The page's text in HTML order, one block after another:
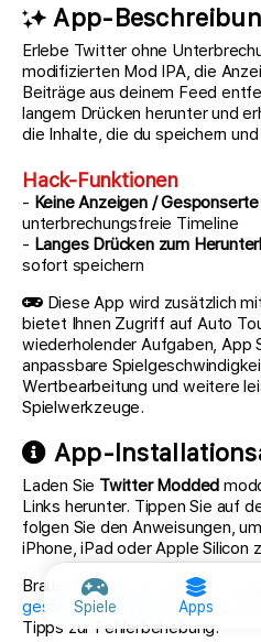
Spiele Apps
App-
Erlebe Twitter ohne
modifizierten Mod IPA, die
Beiträge aus deinem Feed
langem Drücken herunter und
die Inhalte, die du speichern
Hack-Funktionen
- Keine Anzeigen /
unterbrechungsfreie Timeline
- Langes Drücken zum
sofort speichern
Diese App wird zusätzlich
bietet Ihnen Zugriff auf Auto
wiederholender Aufgaben, App
anpassbare
Wertbearbeitung und weitere
Spielwerkzeuge.
App-
Laden Sie Twitter Modded
Links herunter. Tippen Sie auf
folgen Sie den Anweisungen,
iPhone, iPad oder Apple Silicon
Brauchen Sie mehr Hilfe? In
gestellten Fragen
finden Sie
Tipps zur Fehlerbehebung.